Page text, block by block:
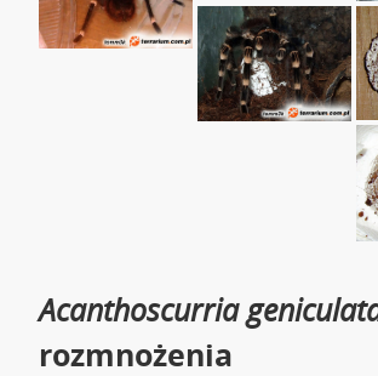
Acanthoscurria
rozmnożenia